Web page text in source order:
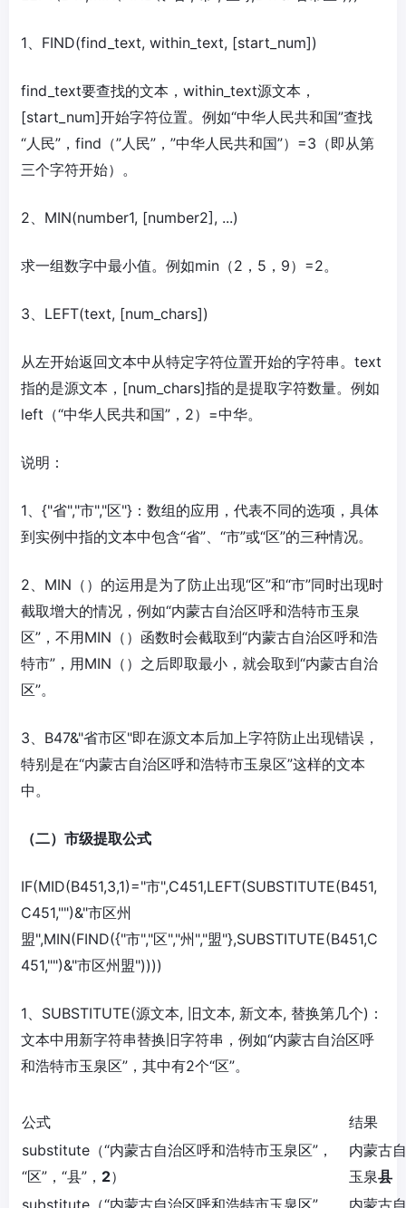
1、FIND(find_text, within_text, [start_num])
find_text要查找的文本，within_text源文本，
[start_num]开始字符位置。例如“中华人民共和国”查找
“人民”，find（”人民”，”中华人民共和国”）=3（即从第
三个字符开始）。
2、MIN(number1, [number2], ...)
求一组数字中最小值。例如min（2，5，9）=2。
3、LEFT(text, [num_chars])
从左开始返回文本中从特定字符位置开始的字符串。text
指的是源文本，[num_chars]指的是提取字符数量。例如
left（“中华人民共和国”，2）=中华。
说明：
1、{"省","市","区"}：数组的应用，代表不同的选项，具体
到实例中指的文本中包含“省”、“市”或“区”的三种情况。
2、MIN（）的运用是为了防止出现“区”和“市”同时出现时
截取增大的情况，例如“内蒙古自治区呼和浩特市玉泉
区”，不用MIN（）函数时会截取到“内蒙古自治区呼和浩
特市”，用MIN（）之后即取最小，就会取到“内蒙古自治
区”。
3、B47&"省市区"即在源文本后加上字符防止出现错误，
特别是在“内蒙古自治区呼和浩特市玉泉区”这样的文本
中。
（二）市级提取公式
IF(MID(B451,3,1)="市",C451,LEFT(SUBSTITUTE(B451,
C451,"")&"市区州
盟",MIN(FIND({"市","区","州","盟"},SUBSTITUTE(B451,C
451,"")&"市区州盟"))))
1、SUBSTITUTE(源文本, 旧文本, 新文本, 替换第几个)：
文本中用新字符串替换旧字符串，例如“内蒙古自治区呼
和浩特市玉泉区”，其中有2个“区”。
公式
结果
substitute（“内蒙古自治区呼和浩特市玉泉区”，
“区”，“县”， 2）
内蒙古
玉泉县
substitute（“内蒙古自治区呼和浩特市玉泉区”，
内蒙古